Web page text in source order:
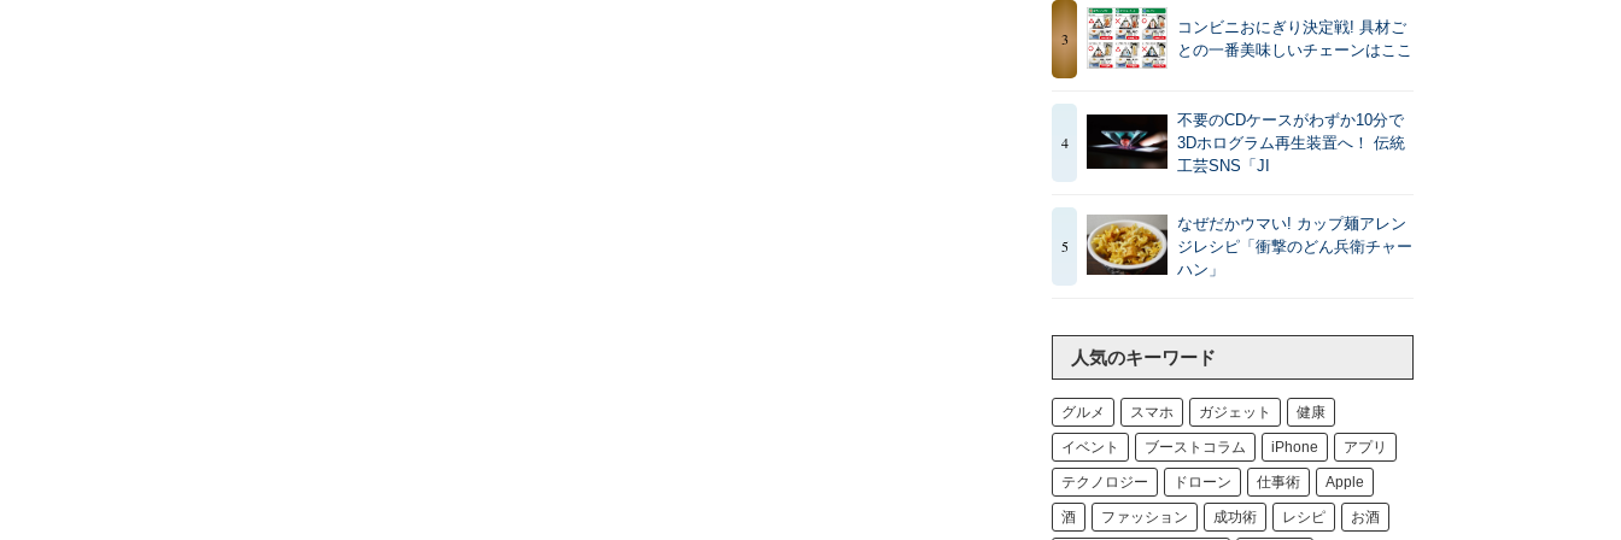
3
コンビニおにぎり決定戦! 具材ご
との一番美味しいチェーンはここ
4
不要のCDケースがわずか10分で
3Dホログラム再生装置へ！ 伝統
工芸SNS「JI
5
なぜだかウマい! カップ麺アレン
ジレシピ「衝撃のどん兵衛チャー
ハン」
人気のキーワード
グルメ スマホ ガジェット 健康
イベント ブーストコラム iPhone アプリ
テクノロジー ドローン 仕事術 Apple
酒 ファッション 成功術 レシピ お酒